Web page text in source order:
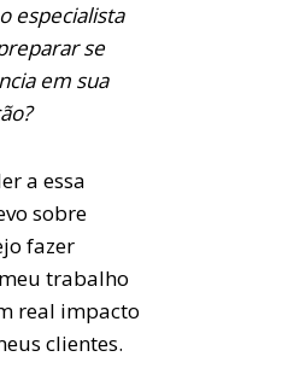
especialista
se
em sua
a essa
sobre
fazer
trabalho
real impacto
clientes.